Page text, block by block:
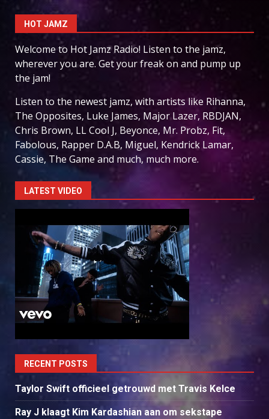
HOT JAMZ
Welcome to Hot Jamz Radio! Listen to the jamz,
wherever you are. Get your freak on and pump up
the jam!
Listen to the newest jamz, with artists like Rihanna,
The Opposites, Luke James, Major Lazer, RBDJAN,
Chris Brown, LL Cool J, Beyonce, Mr. Probz, Fit,
Fabolous, Rapper D.A.B, Miguel, Kendrick Lamar,
Cassie, The Game and much, much more.
LATEST VIDEO
RECENT POSTS
Taylor Swift officieel getrouwd met Travis Kelce
Ray J klaagt Kim Kardashian aan om sekstape